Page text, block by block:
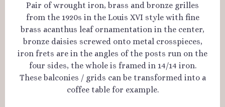
Pair of wrought iron, brass and bronze grilles
from the 1920s in the Louis XVI style with fine
brass acanthus leaf ornamentation in the center,
bronze daisies screwed onto metal crosspieces,
iron frets are in the angles of the posts run on the
four sides, the whole is framed in 14/14 iron.
These balconies / grids can be transformed into a
coffee table for example.